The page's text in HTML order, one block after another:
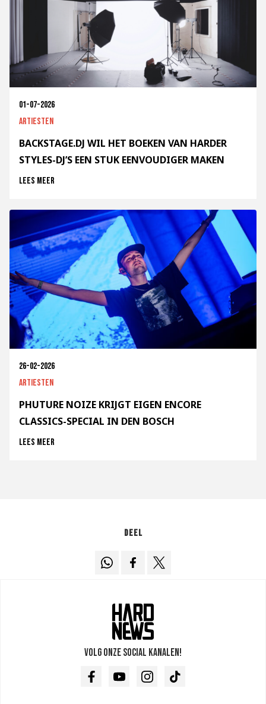
01-07-2026
Artiesten
BACKSTAGE.DJ WIL HET BOEKEN VAN HARDER
STYLES-DJ’S EEN STUK EENVOUDIGER MAKEN
Lees meer
26-02-2026
Artiesten
PHUTURE NOIZE KRIJGT EIGEN ENCORE
CLASSICS-SPECIAL IN DEN BOSCH
Lees meer
Deel
Volg onze social kanalen!
FacebookYoutubeInstagramTikTok